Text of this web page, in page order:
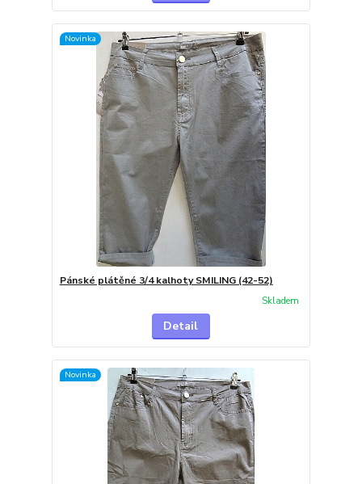
Novinka
Pánské plátěné 3/4 kalhoty SMILING (42-52)
Skladem
Detail
Novinka